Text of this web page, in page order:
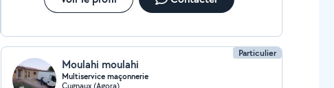
Particulier
Moulahi moulahi
Multiservice maçonnerie
Cugnaux (Agora)